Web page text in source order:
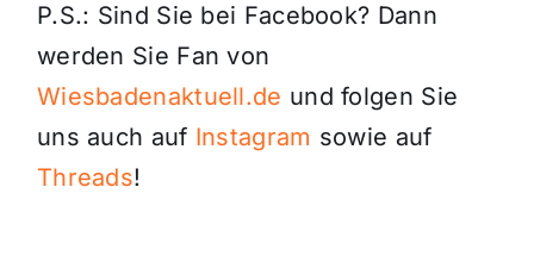
P.S.: Sind Sie bei Facebook? Dann
werden Sie Fan von
Wiesbadenaktuell.de und folgen Sie
uns auch auf Instagram sowie auf
Threads!